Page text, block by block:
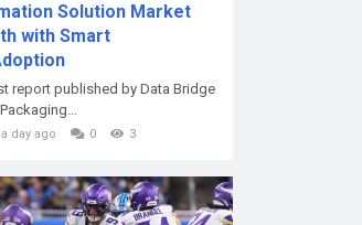
Solution Market
with Smart
report published by Data Bridge
a day ago 0 3